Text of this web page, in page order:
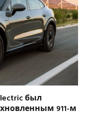
был
911-м